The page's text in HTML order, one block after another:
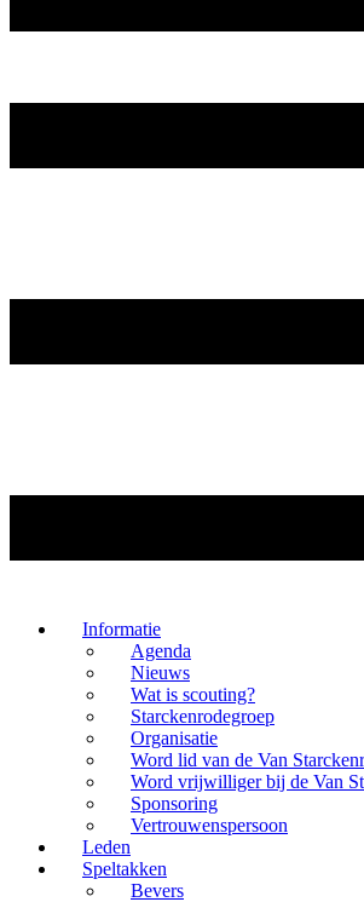
Informatie
Agenda
Nieuws
Wat is scouting?
Starckenrodegroep
Organisatie
Word lid van de Van
Word vrijwilliger bij de Van
Sponsoring
Vertrouwenspersoon
Leden
Speltakken
Bevers